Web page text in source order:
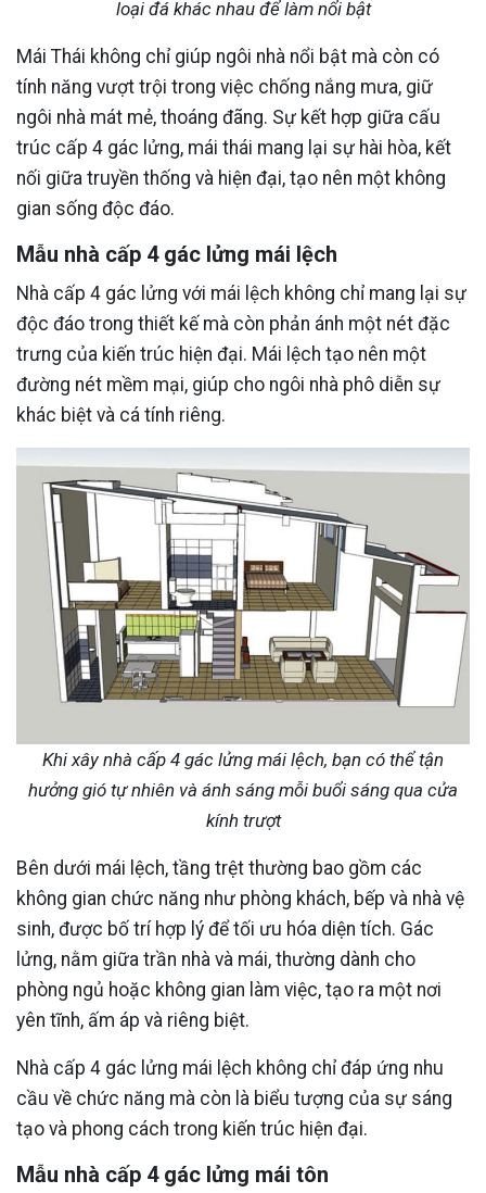
loại đá khác nhau để làm nổi bật
Mái Thái không chỉ giúp ngôi nhà nổi bật mà còn có
tính năng vượt trội trong việc chống nắng mưa, giữ
ngôi nhà mát mẻ, thoáng đãng. Sự kết hợp giữa cấu
trúc cấp 4 gác lửng, mái thái mang lại sự hài hòa, kết
nối giữa truyền thống và hiện đại, tạo nên một không
gian sống độc đáo.
Mẫu nhà cấp 4 gác lửng mái lệch
Nhà cấp 4 gác lửng với mái lệch không chỉ mang lại sự
độc đáo trong thiết kế mà còn phản ánh một nét đặc
trưng của kiến trúc hiện đại. Mái lệch tạo nên một
đường nét mềm mại, giúp cho ngôi nhà phô diễn sự
khác biệt và cá tính riêng.
Khi xây nhà cấp 4 gác lửng mái lệch, bạn có thể tận
hưởng gió tự nhiên và ánh sáng mỗi buổi sáng qua cửa
kính trượt
Bên dưới mái lệch, tầng trệt thường bao gồm các
không gian chức năng như phòng khách, bếp và nhà vệ
sinh, được bố trí hợp lý để tối ưu hóa diện tích. Gác
lửng, nằm giữa trần nhà và mái, thường dành cho
phòng ngủ hoặc không gian làm việc, tạo ra một nơi
yên tĩnh, ấm áp và riêng biệt.
Nhà cấp 4 gác lửng mái lệch không chỉ đáp ứng nhu
cầu về chức năng mà còn là biểu tượng của sự sáng
tạo và phong cách trong kiến trúc hiện đại.
Mẫu nhà cấp 4 gác lửng mái tôn